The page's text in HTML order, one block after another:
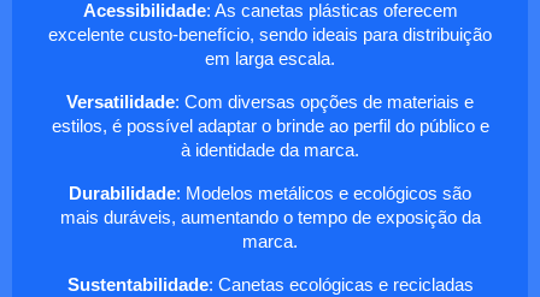
Acessibilidade: As canetas plásticas oferecem
excelente custo-benefício, sendo ideais para distribuição
em larga escala.
Versatilidade: Com diversas opções de materiais e
estilos, é possível adaptar o brinde ao perfil do público e
à identidade da marca.
Durabilidade: Modelos metálicos e ecológicos são
mais duráveis, aumentando o tempo de exposição da
marca.
Sustentabilidade: Canetas ecológicas e recicladas